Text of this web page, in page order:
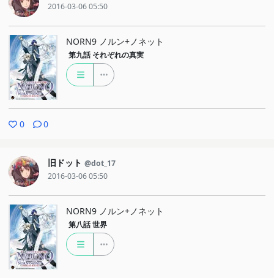
2016-03-06 05:50
NORN9 ノルン+ノネット
第九話 それぞれの真実
0 0
旧ドット @dot_17
2016-03-06 05:50
NORN9 ノルン+ノネット
第八話 世界